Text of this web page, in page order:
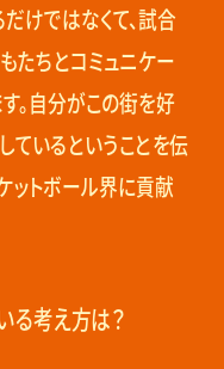
けではなくて、試合
たちとコミュニケー
。自分がこの街を好
ているということを伝
ットボール界に貢献
る考え方は？